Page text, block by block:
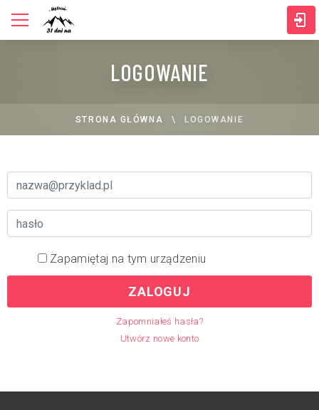
LOGOWANIE
STRONA GŁÓWNA LOGOWANIE
Zapamiętaj na tym urządzeniu
ZALOGUJ
Zapomniałeś hasła?
Utwórz nowe konto